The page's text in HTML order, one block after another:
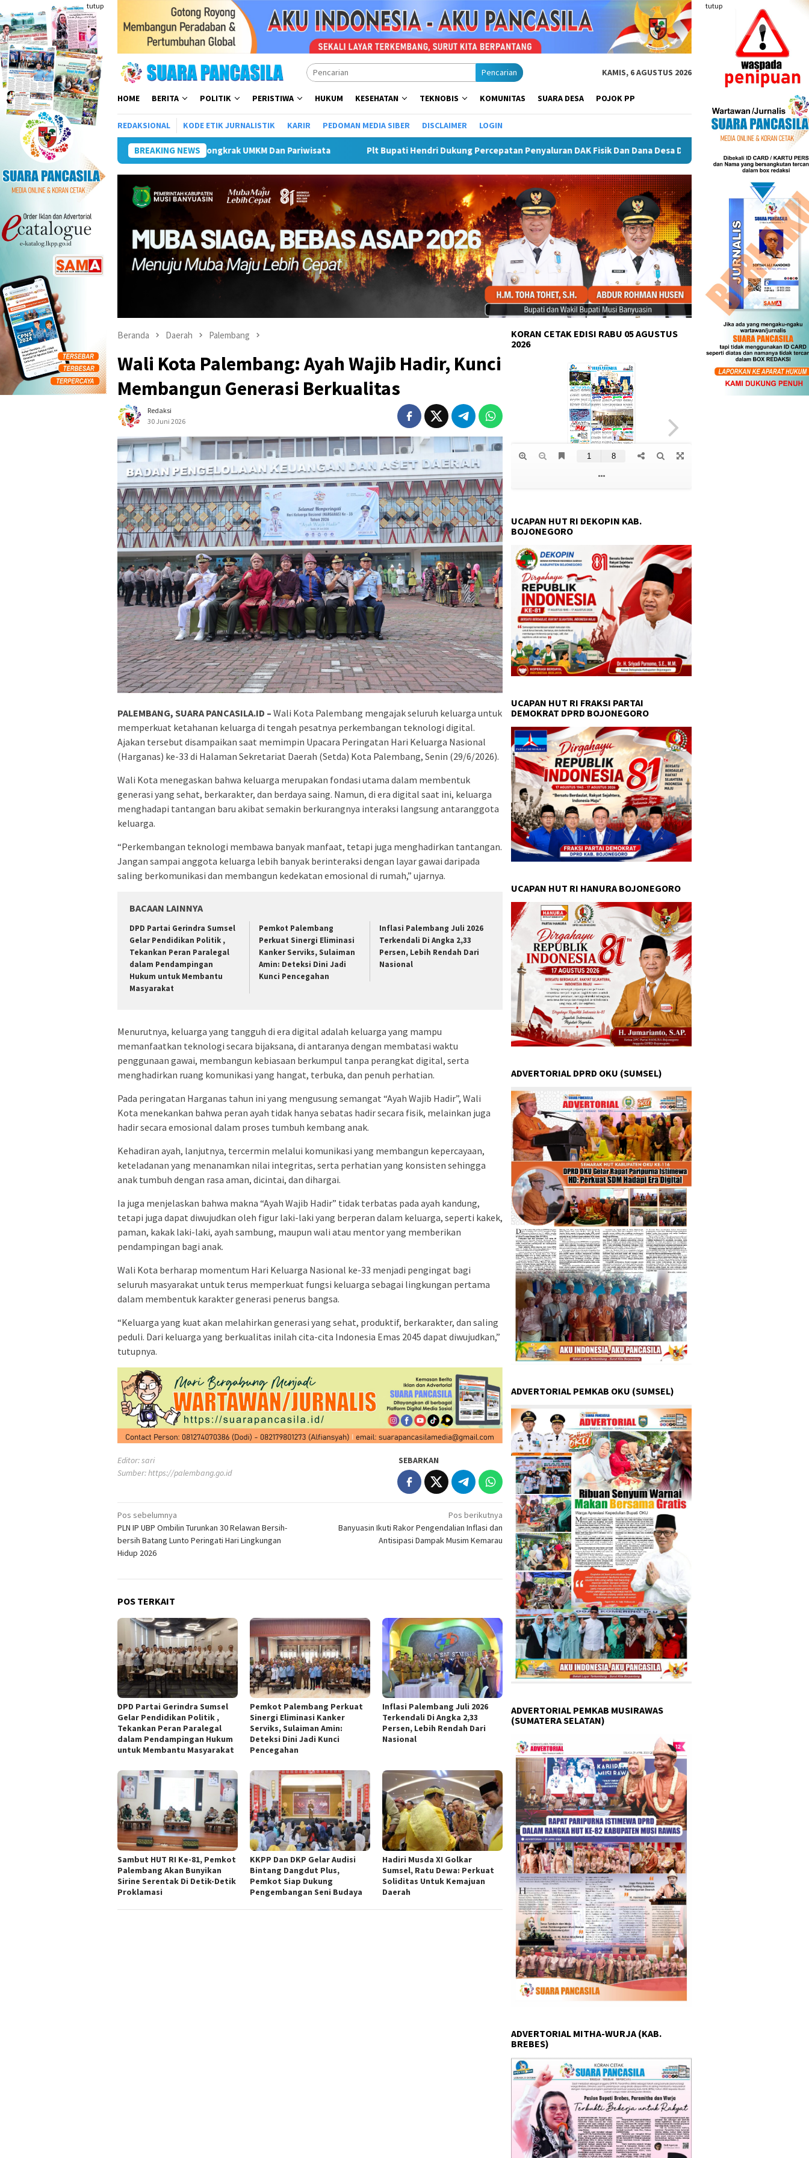
ke
konten
tutup tutup
Pencarian KAMIS, 6 AGUSTUS 2026
HOME BERITA POLITIK PERISTIWA HUKUM KESEHATAN TEKNOBIS KOMUNITAS SUARA DESA POJOK PP
REDAKSIONAL KODE ETIK JURNALISTIK KARIR PEDOMAN MEDIA SIBER DISCLAIMER LOGIN
BREAKING NEWS
Dan Pariwisata Plt Bupati Hendri Dukung Percepatan Penyaluran DAK Fisik Dan Dana Desa Di Rejang Lebong Plt Bupati Rejang Lebong Terima Audiensi Rumah Psikologi,
Beranda Daerah Palembang
Wali Kota Palembang: Ayah Wajib Hadir, Kunci
Membangun Generasi Berkualitas
Redaksi
30 Juni 2026
PALEMBANG, SUARA PANCASILA.ID – Wali Kota Palembang mengajak seluruh keluarga untuk
memperkuat ketahanan keluarga di tengah pesatnya perkembangan teknologi digital.
Ajakan tersebut disampaikan saat memimpin Upacara Peringatan Hari Keluarga Nasional
(Harganas) ke-33 di Halaman Sekretariat Daerah (Setda) Kota Palembang, Senin (29/6/2026).
Wali Kota menegaskan bahwa keluarga merupakan fondasi utama dalam membentuk
generasi yang sehat, berkarakter, dan berdaya saing. Namun, di era digital saat ini, keluarga
menghadapi tantangan baru akibat semakin berkurangnya interaksi langsung antaranggota
keluarga.
“Perkembangan teknologi membawa banyak manfaat, tetapi juga menghadirkan tantangan.
Jangan sampai anggota keluarga lebih banyak berinteraksi dengan layar gawai daripada
saling berkomunikasi dan membangun kedekatan emosional di rumah,” ujarnya.
BACAAN LAINNYA
DPD Partai Gerindra Sumsel
Gelar Pendidikan Politik ,
Tekankan Peran Paralegal
dalam Pendampingan
Hukum untuk Membantu
Masyarakat
Pemkot Palembang
Perkuat Sinergi Eliminasi
Kanker Serviks, Sulaiman
Amin: Deteksi Dini Jadi
Kunci Pencegahan
Inflasi Palembang Juli 2026
Terkendali Di Angka 2,33
Persen, Lebih Rendah Dari
Nasional
Menurutnya, keluarga yang tangguh di era digital adalah keluarga yang mampu
memanfaatkan teknologi secara bijaksana, di antaranya dengan membatasi waktu
penggunaan gawai, membangun kebiasaan berkumpul tanpa perangkat digital, serta
menghadirkan ruang komunikasi yang hangat, terbuka, dan penuh perhatian.
Pada peringatan Harganas tahun ini yang mengusung semangat “Ayah Wajib Hadir”, Wali
Kota menekankan bahwa peran ayah tidak hanya sebatas hadir secara fisik, melainkan juga
hadir secara emosional dalam proses tumbuh kembang anak.
Kehadiran ayah, lanjutnya, tercermin melalui komunikasi yang membangun kepercayaan,
keteladanan yang menanamkan nilai integritas, serta perhatian yang konsisten sehingga
anak tumbuh dengan rasa aman, dicintai, dan dihargai.
Ia juga menjelaskan bahwa makna “Ayah Wajib Hadir” tidak terbatas pada ayah kandung,
tetapi juga dapat diwujudkan oleh figur laki-laki yang berperan dalam keluarga, seperti kakek,
paman, kakak laki-laki, ayah sambung, maupun wali atau mentor yang memberikan
pendampingan bagi anak.
Wali Kota berharap momentum Hari Keluarga Nasional ke-33 menjadi pengingat bagi
seluruh masyarakat untuk terus memperkuat fungsi keluarga sebagai lingkungan pertama
dalam membentuk karakter generasi penerus bangsa.
“Keluarga yang kuat akan melahirkan generasi yang sehat, produktif, berkarakter, dan saling
peduli. Dari keluarga yang berkualitas inilah cita-cita Indonesia Emas 2045 dapat diwujudkan,”
tutupnya.
Editor: sari
Sumber:https://palembang.go.id
SEBARKAN
Navigasi
pos
Pos sebelumnya
PLN IP UBP Ombilin Turunkan 30 Relawan Bersih-
bersih Batang Lunto Peringati Hari Lingkungan
Hidup 2026
Pos berikutnya
Banyuasin Ikuti Rakor Pengendalian Inflasi dan
Antisipasi Dampak Musim Kemarau
POS TERKAIT
DPD Partai Gerindra Sumsel
Gelar Pendidikan Politik ,
Tekankan Peran Paralegal
dalam Pendampingan Hukum
untuk Membantu Masyarakat
Pemkot Palembang Perkuat
Sinergi Eliminasi Kanker
Serviks, Sulaiman Amin:
Deteksi Dini Jadi Kunci
Pencegahan
Inflasi Palembang Juli 2026
Terkendali Di Angka 2,33
Persen, Lebih Rendah Dari
Nasional
Sambut HUT RI Ke-81, Pemkot
Palembang Akan Bunyikan
Sirine Serentak Di Detik-Detik
Proklamasi
KKPP Dan DKP Gelar Audisi
Bintang Dangdut Plus,
Pemkot Siap Dukung
Pengembangan Seni Budaya
Hadiri Musda XI Golkar
Sumsel, Ratu Dewa: Perkuat
Soliditas Untuk Kemajuan
Daerah
KORAN CETAK EDISI RABU 05 AGUSTUS
2026
UCAPAN HUT RI DEKOPIN KAB.
BOJONEGORO
UCAPAN HUT RI FRAKSI PARTAI
DEMOKRAT DPRD BOJONEGORO
UCAPAN HUT RI HANURA BOJONEGORO
ADVERTORIAL DPRD OKU (SUMSEL)
ADVERTORIAL PEMKAB OKU (SUMSEL)
ADVERTORIAL PEMKAB MUSIRAWAS
(SUMATERA SELATAN)
ADVERTORIAL MITHA-WURJA (KAB.
BREBES)